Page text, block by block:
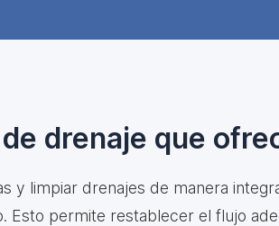
drenaje que
y limpiar drenajes de manera
Esto permite restablecer el flujo